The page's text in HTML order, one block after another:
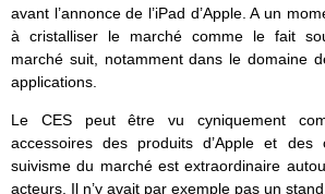
avant l’annonce de l’iPad d’Apple. A un
à cristalliser le marché comme le fait
marché suit, notamment dans le domaine
applications.
Le CES peut être vu cyniquement
accessoires des produits d’Apple et
suivisme du marché est extraordinaire
acteurs. Il n’y avait par exemple pas un